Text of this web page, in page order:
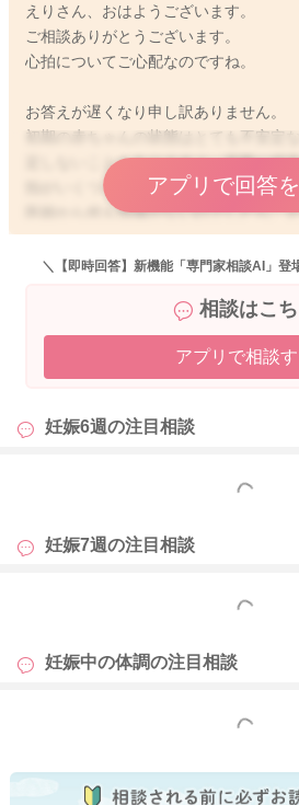
えりさん、おはようございます。
ご相談ありがとうございます。
心拍についてご心配なのですね。
お答えが遅くなり申し訳ありません。
初期の赤ちゃんの状態はとても不安定
定しないこともありますよ。実際に拝
拍がいくつくらいかは、はっきりとは
医師から何も指摘がないのでしたら、
いて問題ないと思いますよ。
ママさんとしては、心拍がゆっくりな
ないですし、医師から特に何も言われ
れほどご心配なさらなくても問題ない
アプリで回答
＼【即時回答】新機能「専門家相談AI」登
相談はこ
アプリで相談
妊娠6週の注目相談
もっと見る
妊娠7週の注目相談
もっと見る
妊娠中の体調の注目相談
もっと見る